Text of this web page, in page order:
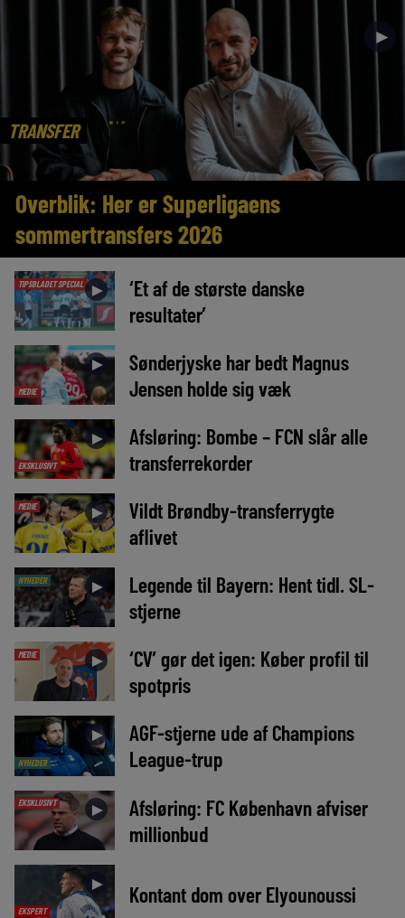
TRANSFER
►
Overblik: Her er Superligaens
sommertransfers 2026
TIPSBLADET SPECIAL ►
‘Et af de største danske
resultater’
MEDIE
►
Sønderjyske har bedt Magnus
Jensen holde sig væk
EKSKLUSIVT
►
Afsløring: Bombe – FCN slår alle
transferrekorder
MEDIE ►
Vildt Brøndby-transferrygte
aflivet
NYHEDER ►
Legende til Bayern: Hent tidl. SL-
stjerne
MEDIE ►
‘CV’ gør det igen: Køber profil til
spotpris
NYHEDER
►
AGF-stjerne ude af Champions
League-trup
EKSKLUSIVT ►
Afsløring: FC København afviser
millionbud
EKSPERT
► Kontant dom over Elyounoussi